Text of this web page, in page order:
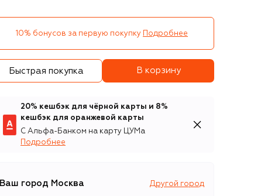
10% бонусов за первую покупку Подробнее
Быстрая покупка В корзину
20% кешбэк для чёрной карты и 8%
кешбэк для оранжевой карты
С Альфа-Банком на карту ЦУМа
Подробнее
Ваш город Москва Другой город